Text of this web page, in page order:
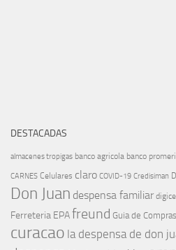
DESTACADAS
almacenes tropigas banco agricola banco
CARNES Celulares claro COVID-19 Credisiman
Don Juan despensa familiar digicel
Ferreteria EPAfreund Guia de Compras
curacao la despensa de don